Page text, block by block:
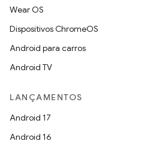
Wear OS
Dispositivos ChromeOS
Android para carros
Android TV
LANÇAMENTOS
Android 17
Android 16